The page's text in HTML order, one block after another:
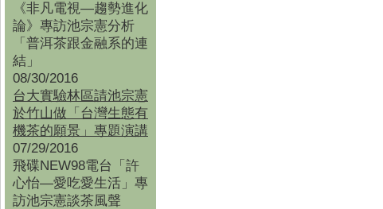
《非凡電視—趨勢進化
論》專訪池宗憲分析
「普洱茶跟金融系的連
結」
08/30/2016
台大實驗林區請池宗憲
於竹山做「台灣生態有
機茶的願景」專題演講
07/29/2016
飛碟NEW98電台「許
心怡—愛吃愛生活」專
訪池宗憲談茶風聲